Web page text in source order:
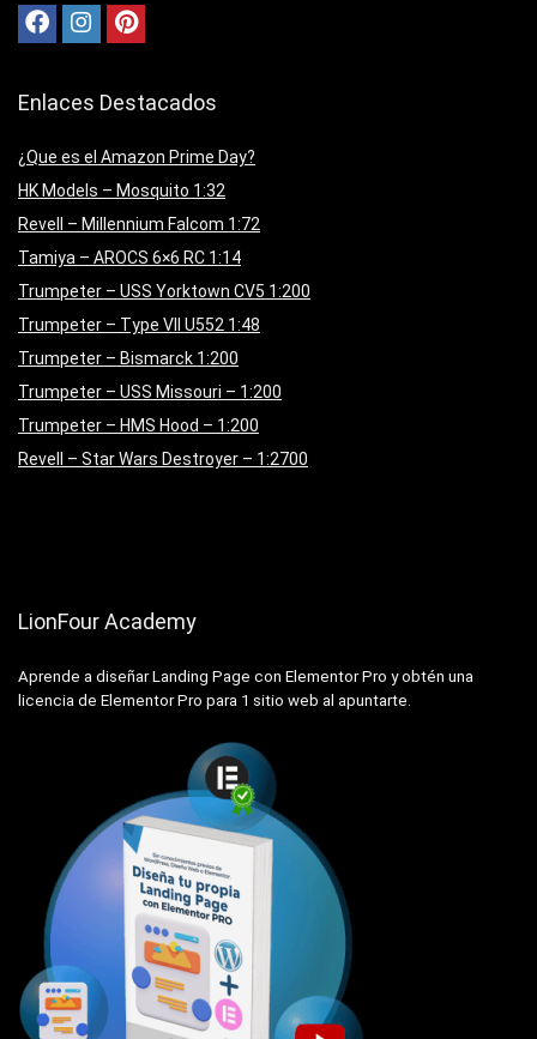
Enlaces Destacados
¿Que es el Amazon Prime Day?
HK Models – Mosquito 1:32
Revell – Millennium Falcom 1:72
Tamiya – AROCS 6×6 RC 1:14
Trumpeter – USS Yorktown CV5 1:200
Trumpeter – Type VII U552 1:48
Trumpeter – Bismarck 1:200
Trumpeter – USS Missouri – 1:200
Trumpeter – HMS Hood – 1:200
Revell – Star Wars Destroyer – 1:2700
LionFour Academy
Aprende a diseñar Landing Page con Elementor Pro y obtén una
licencia de Elementor Pro para 1 sitio web al apuntarte.